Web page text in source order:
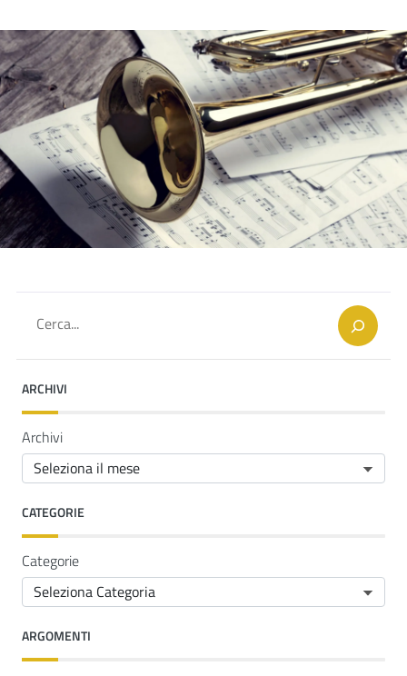
Cerca
ARCHIVI
Archivi
CATEGORIE
Categorie
ARGOMENTI